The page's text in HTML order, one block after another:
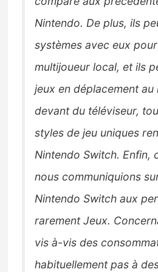
Nintendo. De plus, ils
systèmes avec eux
multijoueur local, et ils
jeux en déplacement au
devantdu téléviseur,
styles de jeu uniques
Nintendo Switch. Enfin,
nous communiquions
Nintendo Switch aux
rarementJeux.
vis à-vis des
habituellement pas à